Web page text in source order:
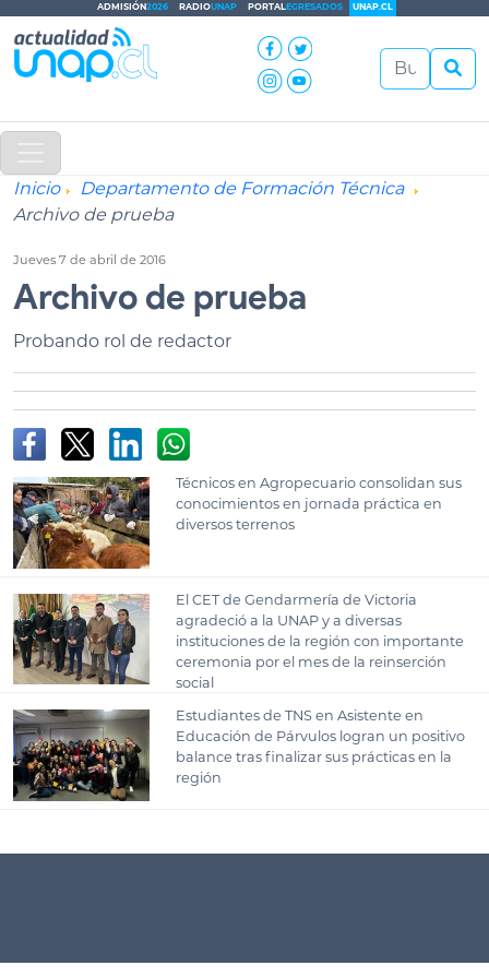
ADMISIÓN2026 RADIOUNAP PORTALEGRESADOS UNAP.CL
Inicio
Departamento de Formación Técnica
Archivo de prueba
Jueves 7 de abril de 2016
Archivo de prueba
Probando rol de redactor
Técnicos en Agropecuario consolidan sus
conocimientos en jornada práctica en
diversos terrenos
El CET de Gendarmería de Victoria
agradeció a la UNAP y a diversas
instituciones de la región con importante
ceremonia por el mes de la reinserción
social
Estudiantes de TNS en Asistente en
Educación de Párvulos logran un positivo
balance tras finalizar sus prácticas en la
región